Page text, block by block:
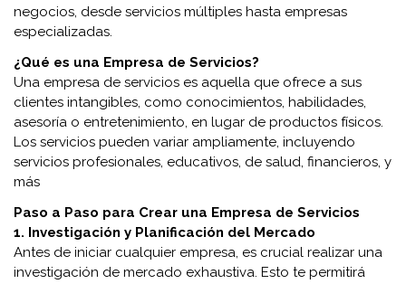
negocios, desde servicios múltiples hasta empresas
especializadas.
¿Qué es una Empresa de Servicios?
Una empresa de servicios es aquella que ofrece a sus
clientes intangibles, como conocimientos, habilidades,
asesoría o entretenimiento, en lugar de productos físicos.
Los servicios pueden variar ampliamente, incluyendo
servicios profesionales, educativos, de salud, financieros, y
más
Paso a Paso para Crear una Empresa de Servicios
1. Investigación y Planificación del Mercado
Antes de iniciar cualquier empresa, es crucial realizar una
investigación de mercado exhaustiva. Esto te permitirá